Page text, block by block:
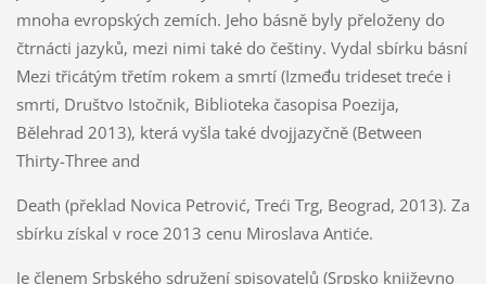
mnoha evropských zemích. Jeho básně byly přeloženy do
čtrnácti jazyků, mezi nimi také do češtiny. Vydal sbírku básní
Mezi třicátým třetím rokem a smrtí (Između trideset treće i
smrti, Društvo Istočnik, Biblioteka časopisa Poezija,
Bělehrad 2013), která vyšla také dvojjazyčně (Between
Thirty-Three and
Death (překlad Novica Petrović, Treći Trg, Beograd, 2013). Za
sbírku získal v roce 2013 cenu Miroslava Antiće.
Je členem Srbského sdružení spisovatelů (Srpsko književno